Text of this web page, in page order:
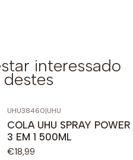
interessado
UHU38460|UHU
COLA UHU SPRAY POWER
3 EM 1 500ML
€18,99